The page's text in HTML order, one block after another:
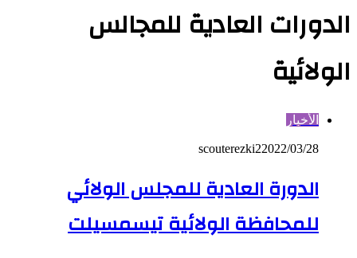
الدورات العادية للمجالس
الولائية
الأخبار
scouterezki22022/03/28
الدورة العادية للمجلس الولائي
للمحافظة الولائية تيسمسيلت